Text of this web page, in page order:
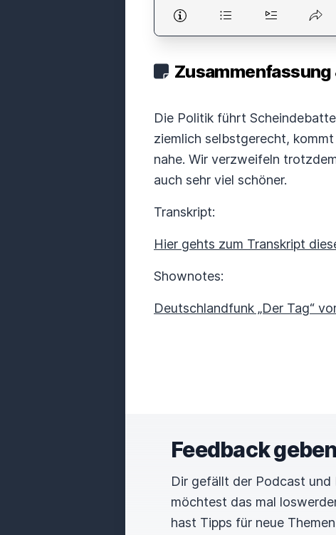
Zusammenfassung
Die Politik führt
ziemlich selbstgerecht,
nahe. Wir verzweifeln
auch sehr viel schöner.
Transkript:
Hier gehts zum Transkript
Shownotes:
Deutschlandfunk „Der Tag“
Feedback geben
Dir gefällt der Podcast und
möchtest das mal
hast Tipps für neue